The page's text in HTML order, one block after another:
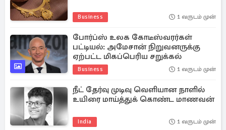
Business 1 வருடம் முன்
போர்ப்ஸ் உலக கோடீஸ்வரர்கள்
பட்டியல்: அமேசான் நிறுவனருக்கு
ஏற்பட்ட மிகப்பெரிய சறுக்கல்
Business 1 வருடம் முன்
நீட் தேர்வு முடிவு வெளியான நாளில்
உயிரை மாய்த்துக் கொண்ட மாணவன்
India 1 வருடம் முன்